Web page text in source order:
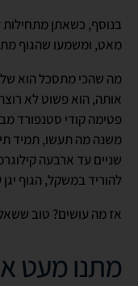
בנוסף, כשאתן
מאט, ומשמעו שהגוף
מה שהכי מתסכל הוא
אותה, הוא פשוט לא
פטימה קודי סטנפורד
משנה מה תעשו, תמיד
שניים עד ארבעה
להוריד במשקל, הגוף
אז מה עושים? טוב
מתנו מעט